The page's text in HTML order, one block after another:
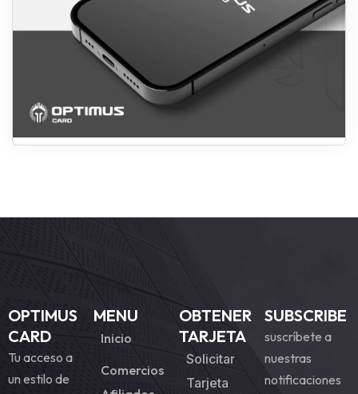
OPTIMUS
CARD
Tu acceso a
un estilo de
MENU
Inicio
Comercios
OBTENER
TARJETA
Solicitar
Tarjeta
SUBSCRIBE
suscríbete a
nuestras
notificaciones